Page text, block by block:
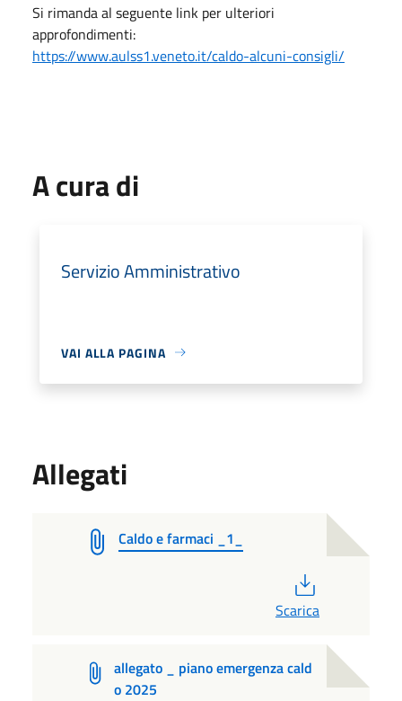
Si rimanda al seguente link per ulteriori
approfondimenti:
https://www.aulss1.veneto.it/caldo-alcuni-consigli/
A cura di
Servizio Amministrativo
VAI ALLA PAGINA
Allegati
Caldo e farmaci _1_
Scarica
allegato _ piano emergenza cald
o 2025